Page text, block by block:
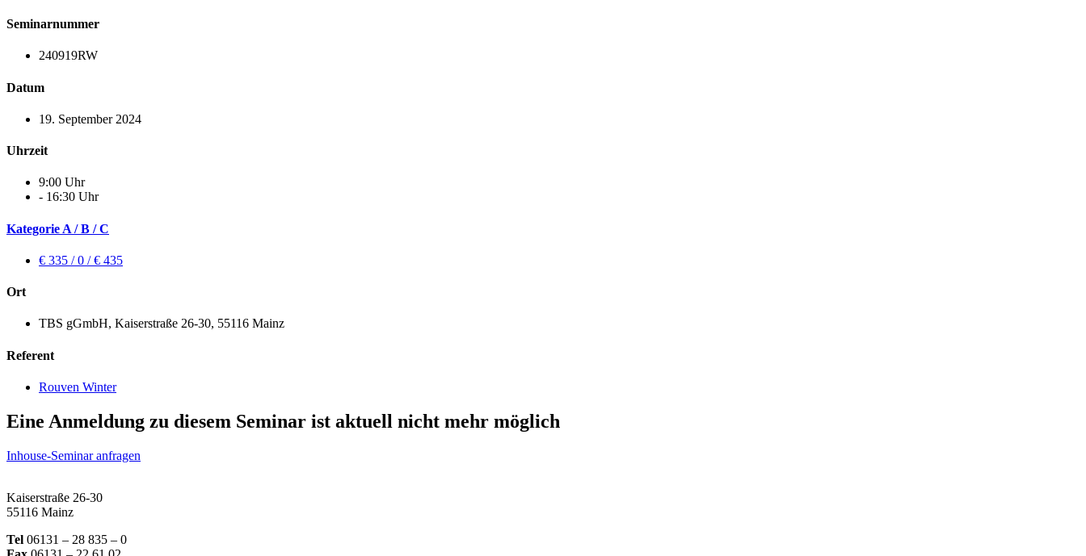
Seminarnummer
240919RW
Datum
19. September 2024
Uhrzeit
9:00 Uhr
- 16:30 Uhr
Kategorie A / B / C
€ 335 / 0 / € 435
Ort
TBS gGmbH, Kaiserstraße 26-30, 55116 Mainz
Referent
Rouven Winter
Eine Anmeldung zu diesem Seminar ist aktuell nicht mehr möglich
Inhouse-Seminar anfragen
Kaiserstraße 26-30
55116 Mainz
Tel 06131 – 28 835 – 0